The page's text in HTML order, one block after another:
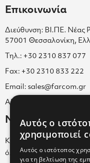
Επικοινωνία
Διεύθυνση: ΒΙ.ΠΕ. Νέας
57001 Θεσσαλονίκη,
Τηλ.: +30 2310 837 077
Fax: +30 2310 833 222
Email: sales@farcom.gr
ΑΡ.Γ.Ε.ΜΗ.
Newsletter
Κάνε εγγραφή στο
όλα τα νέα μας και τα
Αυτός ο
χρησιμοποιεί
Αυτός ο ιστότοπος
για τη βελτίωση της